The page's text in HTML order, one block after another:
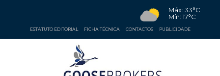
Máx: 33°C
Mín: 17°C
ESTATUTO EDITORIAL FICHA TÉCNICA CONTACTOS PUBLICIDADE